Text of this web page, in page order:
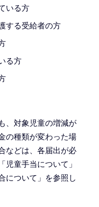
いる方
する受給者の方
る方
、対象児童の増減が
の種類が変わった場
などは、各届出が必
児童手当について」
について」を参照し